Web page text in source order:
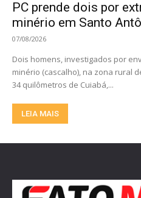
PC prende dois por
minério em Santo
07/08/2026
Dois homens, investigados por
minério (cascalho), na zona rural
34 quilômetros de Cuiabá,...
LEIA MAIS